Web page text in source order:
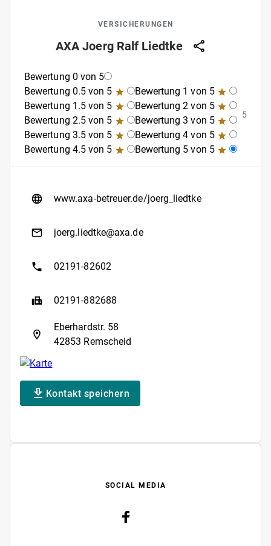
VERSICHERUNGEN
AXA Joerg Ralf Liedtke
Bewertung 0 von 5
Bewertung 0.5 von 5
Bewertung 1 von 5
Bewertung 1.5 von 5
Bewertung 2 von 5
Bewertung 2.5 von 5
Bewertung 3 von 5
Bewertung 3.5 von 5
Bewertung 4 von 5
Bewertung 4.5 von 5
Bewertung 5 von 5
5
www.axa-betreuer.de/joerg_liedtke
joerg.liedtke@axa.de
02191-82602
02191-882688
Eberhardstr. 58
42853 Remscheid
Kontakt speichern
SOCIAL MEDIA